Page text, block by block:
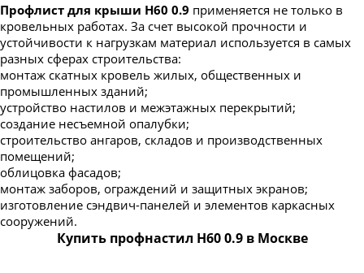
Профлист для крыши Н60 0.9 применяется не только в
кровельных работах. За счет высокой прочности и
устойчивости к нагрузкам материал используется в самых
разных сферах строительства:
монтаж скатных кровель жилых, общественных и
промышленных зданий;
устройство настилов и межэтажных перекрытий;
создание несъемной опалубки;
строительство ангаров, складов и производственных
помещений;
облицовка фасадов;
монтаж заборов, ограждений и защитных экранов;
изготовление сэндвич-панелей и элементов каркасных
сооружений.
Купить профнастил Н60 0.9 в Москве